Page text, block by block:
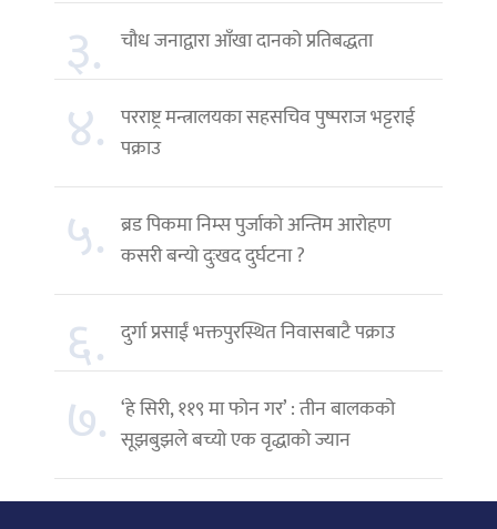
३. चौध जनाद्वारा आँखा दानको प्रतिबद्धता
४. परराष्ट्र मन्त्रालयका सहसचिव पुष्पराज भट्टराई
पक्राउ
५. ब्रड पिकमा निम्स पुर्जाको अन्तिम आरोहण
कसरी बन्यो दुःखद दुर्घटना ?
६. दुर्गा प्रसाईं भक्तपुरस्थित निवासबाटै पक्राउ
७. ‘हे सिरी, ११९ मा फोन गर’ : तीन बालकको
सूझबुझले बच्यो एक वृद्धाको ज्यान